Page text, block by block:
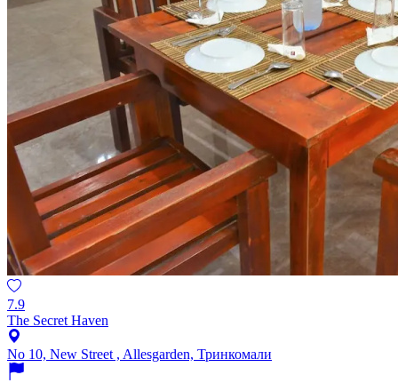
7.9
The Secret Haven
No 10, New Street , Allesgarden, Тринкомали